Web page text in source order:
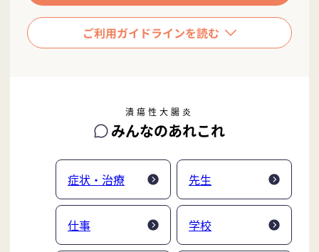
潰瘍性大腸炎
みんなのあれこれ
症状・治療 先生
仕事 学校